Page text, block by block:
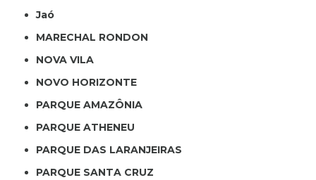
Jaó
MARECHAL RONDON
NOVA VILA
NOVO HORIZONTE
PARQUE AMAZÔNIA
PARQUE ATHENEU
PARQUE DAS LARANJEIRAS
PARQUE SANTA CRUZ